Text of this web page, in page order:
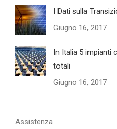
I Dati sulla
Giugno 16, 2017
In Italia 5 impianti
totali
Giugno 16, 2017
Assistenza